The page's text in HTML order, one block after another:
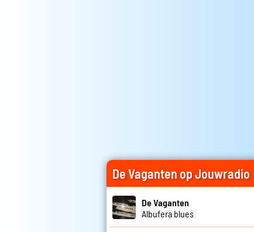
De Vaganten op Jouwradio
De Vaganten
Albufera blues